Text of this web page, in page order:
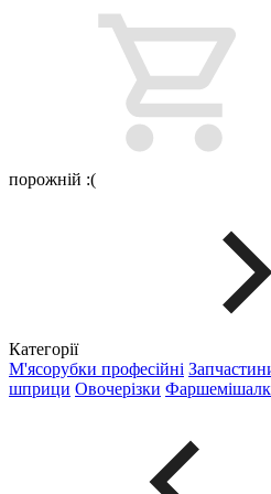
порожній :(
Категорії
М'ясорубки професійні
шприци Овочерізки